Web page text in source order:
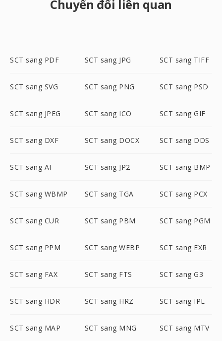
Chuyển đổi liên quan
SCT sang PDF SCT sang JPG SCT sang TIFF
SCT sang SVG SCT sang PNG SCT sang PSD
SCT sang JPEG SCT sang ICO SCT sang GIF
SCT sang DXF SCT sang DOCX SCT sang DDS
SCT sang AI SCT sang JP2 SCT sang BMP
SCT sang WBMP SCT sang TGA SCT sang PCX
SCT sang CUR SCT sang PBM SCT sang PGM
SCT sang PPM SCT sang WEBP SCT sang EXR
SCT sang FAX SCT sang FTS SCT sang G3
SCT sang HDR SCT sang HRZ SCT sang IPL
SCT sang MAP SCT sang MNG SCT sang MTV